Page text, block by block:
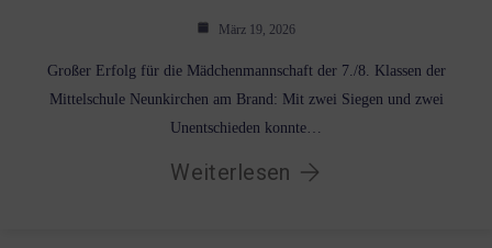
März 19, 2026
Großer Erfolg für die Mädchenmannschaft der 7./8. Klassen der
Mittelschule Neunkirchen am Brand: Mit zwei Siegen und zwei
Unentschieden konnte…
Weiterlesen